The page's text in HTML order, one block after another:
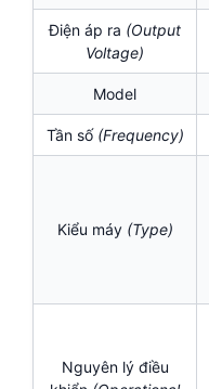
Điện áp ra (Output
Voltage)
Model
Tần số (Frequency)
Kiểu máy (Type)
Nguyên lý điều